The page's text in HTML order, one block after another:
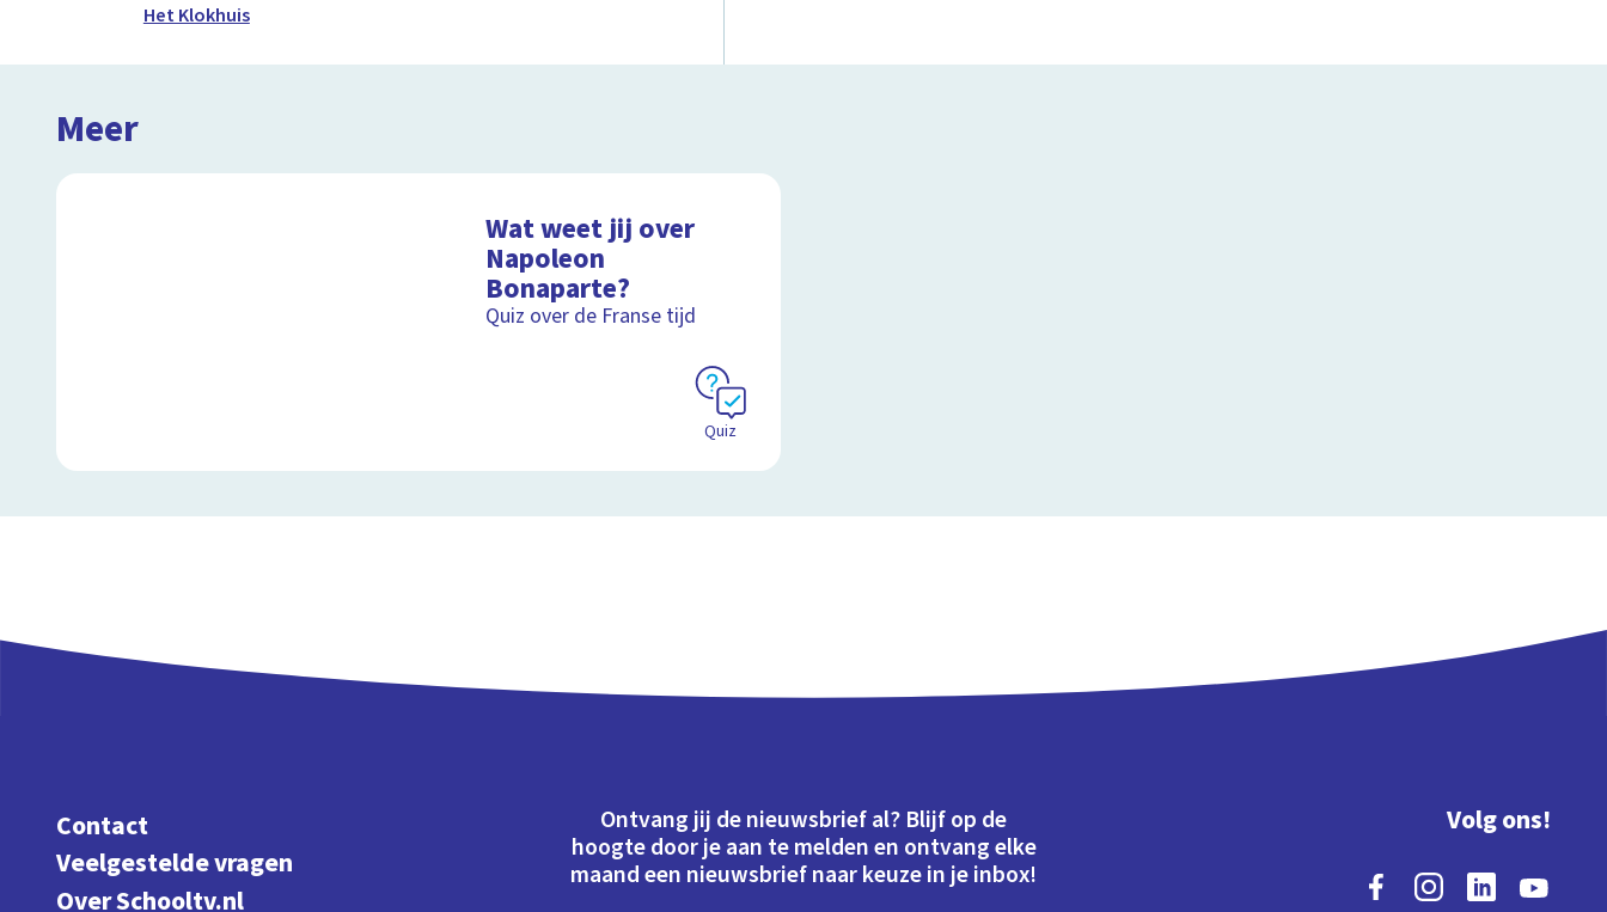
Het Klokhuis
Meer
Wat weet jij over
Napoleon
Bonaparte?
Quiz over de Franse tijd
Quiz
Contact
Veelgestelde vragen
Over Schooltv.nl
Ontvang jij de nieuwsbrief al? Blijf op de
hoogte door je aan te melden en ontvang elke
maand een nieuwsbrief naar keuze in je inbox!
Volg ons!